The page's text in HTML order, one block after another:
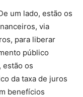
um lado, estão os
via
para liberar
público
estão os
da taxa de juros
benefícios